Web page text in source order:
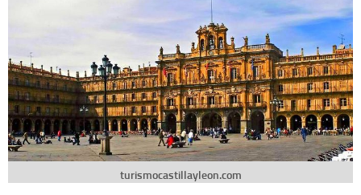
turismocastillayleon.com